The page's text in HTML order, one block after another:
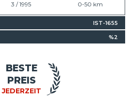
3 / 1995 0-50 km
IST-1655
%2
JEDERZEIT
BESTE
PREIS